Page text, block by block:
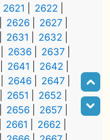
2621
2622
2626
2627
2631
2632
2636
2637
2641
2642
2646
2647
2651
2652
2656
2657
2661
2662